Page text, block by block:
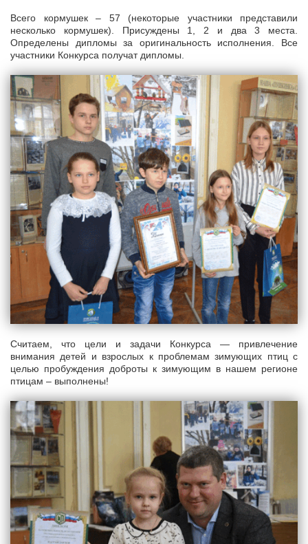
Всего кормушек – 57 (некоторые участники представили
несколько кормушек). Присуждены 1, 2 и два 3 места.
Определены дипломы за оригинальность исполнения. Все
участники Конкурса получат дипломы.
Считаем, что цели и задачи Конкурса — привлечение
внимания детей и взрослых к проблемам зимующих птиц с
целью пробуждения доброты к зимующим в нашем регионе
птицам – выполнены!